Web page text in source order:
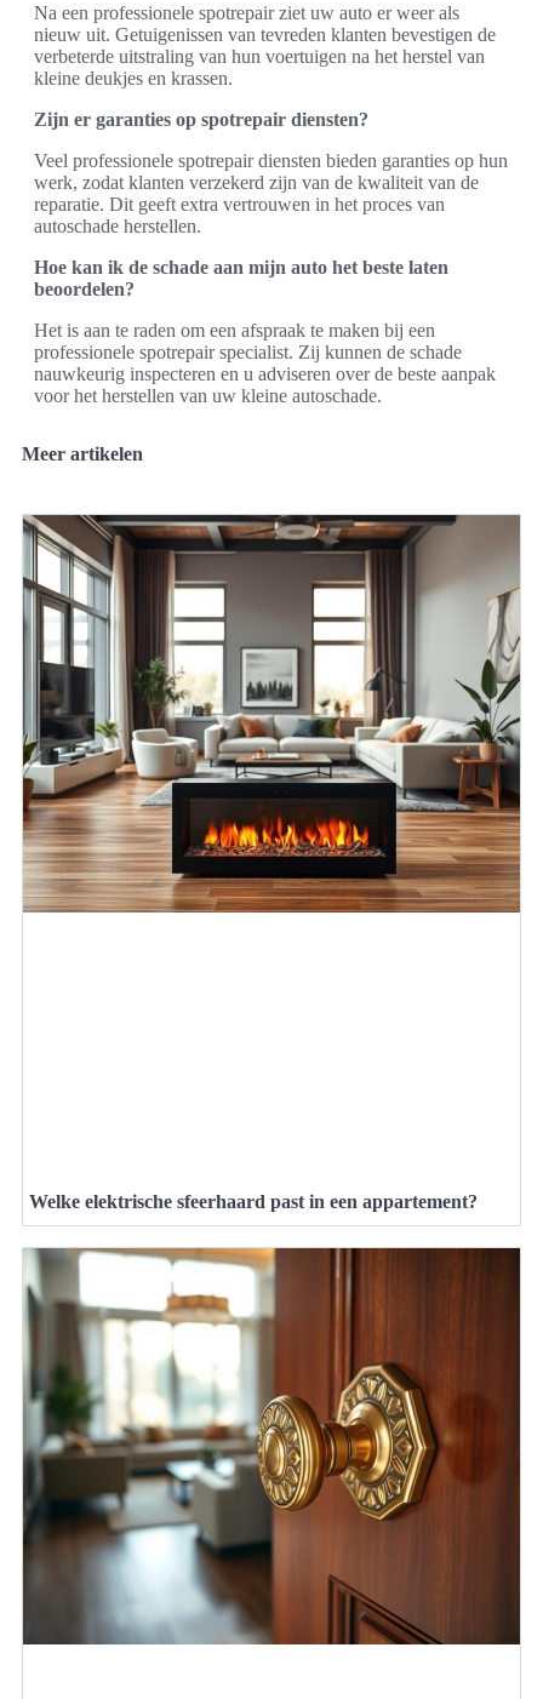
Na een professionele spotrepair ziet uw auto er weer als
nieuw uit. Getuigenissen van tevreden klanten bevestigen de
verbeterde uitstraling van hun voertuigen na het herstel van
kleine deukjes en krassen.
Zijn er garanties op spotrepair diensten?
Veel professionele spotrepair diensten bieden garanties op hun
werk, zodat klanten verzekerd zijn van de kwaliteit van de
reparatie. Dit geeft extra vertrouwen in het proces van
autoschade herstellen.
Hoe kan ik de schade aan mijn auto het beste laten
beoordelen?
Het is aan te raden om een afspraak te maken bij een
professionele spotrepair specialist. Zij kunnen de schade
nauwkeurig inspecteren en u adviseren over de beste aanpak
voor het herstellen van uw kleine autoschade.
Meer artikelen
Welke elektrische sfeerhaard past in een appartement?